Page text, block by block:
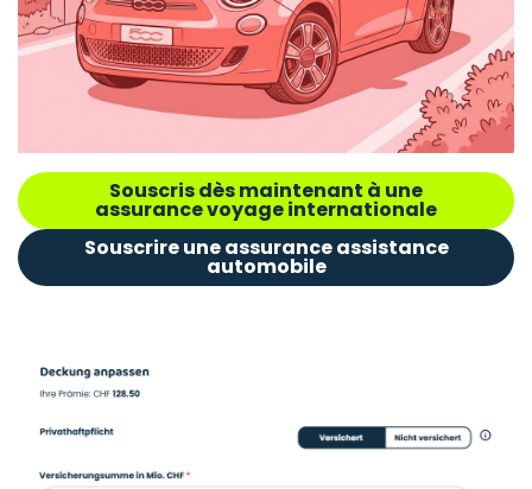
Souscris dès maintenant à une
assurance voyage internationale
Souscrire une assurance assistance
automobile